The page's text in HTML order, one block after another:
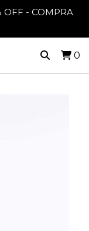
OFF - COMPRA
0